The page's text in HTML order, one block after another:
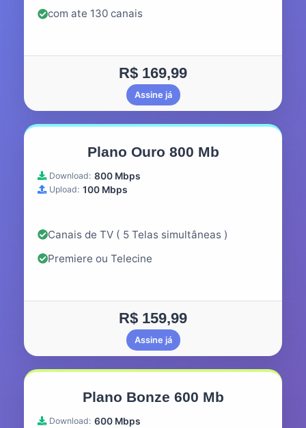
com ate 130 canais
R$ 169,99
Assine já
Plano Ouro 800 Mb
Download: 800 Mbps
Upload: 100 Mbps
Canais de TV ( 5 Telas simultâneas )
Premiere ou Telecine
R$ 159,99
Assine já
Plano Bonze 600 Mb
Download: 600 Mbps